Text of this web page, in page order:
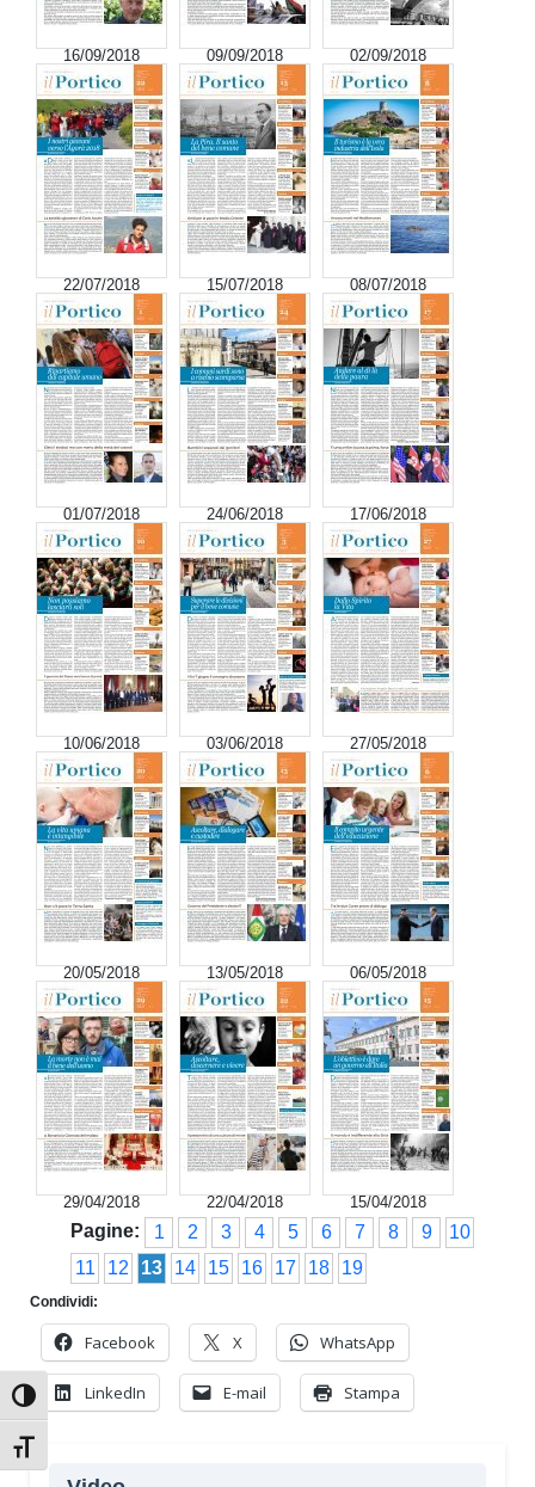
Attiva/disattiva alto contrasto
Attiva/disattiva dimensione testo
16/09/2018 09/09/2018 02/09/2018
22/07/2018 15/07/2018 08/07/2018
01/07/2018 24/06/2018 17/06/2018
10/06/2018 03/06/2018 27/05/2018
20/05/2018 13/05/2018 06/05/2018
29/04/2018 22/04/2018 15/04/2018
Pagine: 1 2 3 4 5 6 7 8 9
10
11
12 13 14 15 16 17 18 19
Condividi:
Facebook X WhatsApp
LinkedIn E-mail Stampa